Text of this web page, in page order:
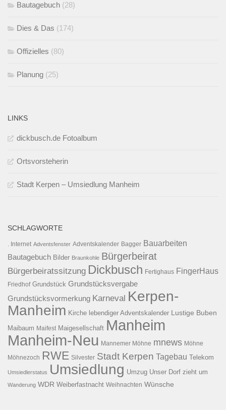
Bautagebuch (28)
Dies & Das (174)
Offizielles (80)
Planung (25)
LINKS
dickbusch.de Fotoalbum
Ortsvorsteherin
Stadt Kerpen – Umsiedlung Manheim
SCHLAGWORTE
. Internet Adventsfenster Adventskalender Bagger Bauarbeiten
Bautagebuch Bilder Braunkohle Bürgerbeirat
Bürgerbeiratssitzung Dickbusch Fertighaus FingerHaus
Friedhof Grundstück Grundstücksvergabe
Grundstücksvormerkung Karneval Kerpen-
Manheim Kirche lebendiger Adventskalender Lustige Buben
Maibaum Maifest Maigesellschaft Manheim
Manheim-Neu Mannemer Möhne mnews Möhne
Möhnezoch RWE Silvester Stadt Kerpen Tagebau Telekom
Umsiedlerstatus Umsiedlung Umzug Unser Dorf zieht um
Wanderung WDR Weiberfastnacht Weihnachten Wünsche